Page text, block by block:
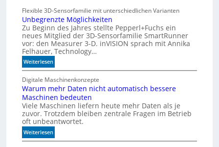
n
d
4
0
A
n
z
ä
z
i
s
i
o
n
f
ü
r
d
i
e
K
I
-
Flexible 3D-Sensorfamilie mit unterschiedlichen Varianten
Unbegrenzte Möglichkeiten
Zu Beginn des Jahres stellte Pepperl+Fuchs ein
neues Mitglied der 3D-Sensorfamilie SmartRunner
vor: den Measurer 3-D. inVISION sprach mit Annika
Felhauer, Technology…
Weiterlesen:
U
n
b
e
g
r
e
n
z
Digitale Maschinenkonzepte
Warum mehr Daten nicht automatisch bessere
Maschinen bedeuten
Viele Maschinen liefern heute mehr Daten als je
zuvor. Trotzdem bleiben zentrale Fragen im Betrieb
oft unbeantwortet.
Weiterlesen:
W